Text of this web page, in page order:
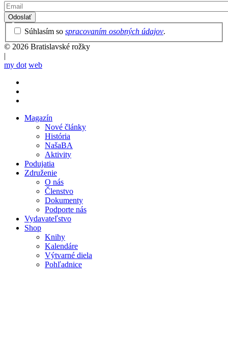
Email
Privacy
Policy
Súhlasím so spracovaním osobných údajov.
© 2026 Bratislavské rožky
|
my dot web
Magazín
Nové články
História
NašaBA
Aktivity
Podujatia
Združenie
O nás
Členstvo
Dokumenty
Podporte nás
Vydavateľstvo
Shop
Knihy
Kalendáre
Výtvarné diela
Pohľadnice